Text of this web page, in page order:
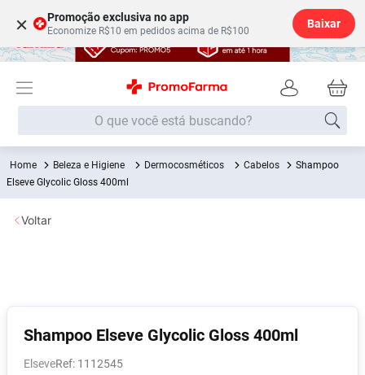
× Promoção exclusiva no app
Economize R$10 em pedidos acima de R$100
Baixar
O que você está buscando?
Beleza e Higiene Dermocosméticos Cabelos
Shampoo
Elseve Glycolic Gloss 400ml
Shampoo Elseve Glycolic Gloss 400ml
Elseve : 1112545
Voltar
Termos mais buscados
1º Fralda
2
5º Fralda G
6º Desodorante
7º Shampoo